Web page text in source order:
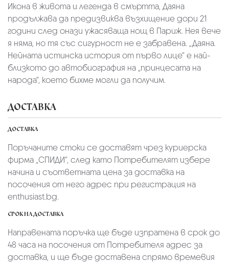
Икона в живота и легенда в смъртта, Даяна
продължава да предизвиква възхищение дори 21
години след онази ужасяваща нощ в Париж. Нея вече
я няма, но тя със сигурност не е забравена. „Даяна.
Нейната истинска история от първо лице“ е най-
близкото до автобиография на „принцесата на
народа“, което бихме могли да получим.
ДОСТАВКА
ДОСТАВКА
Поръчаните стоки се доставят чрез куриерскa
фирмa „СПИДИ“, след като Потребителят избере
начина и съответната цена за доставка на
посочения от него адрес при регистрация на
enthusiast.bg.
СРОК НА ДОСТАВКА
Направената поръчка ще бъде изпратена в срок до
48 часа на посочения от Потребителя адрес за
доставка, и ще бъде доставена спрямо времевия